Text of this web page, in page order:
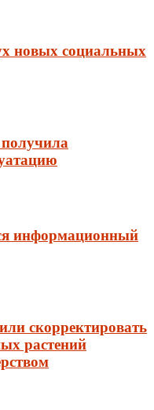
новых социальных
информационный
скорректировать
растений